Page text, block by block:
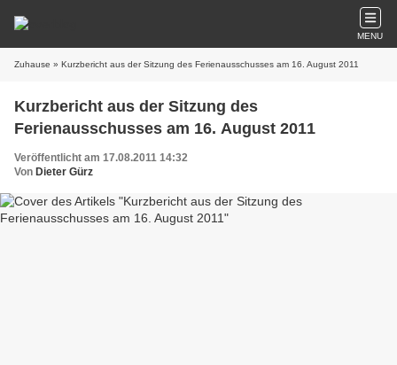
MENU
Zuhause » Kurzbericht aus der Sitzung des Ferienausschusses am 16. August 2011
Kurzbericht aus der Sitzung des
Ferienausschusses am 16. August 2011
Veröffentlicht am 17.08.2011 14:32
Von Dieter Gürz